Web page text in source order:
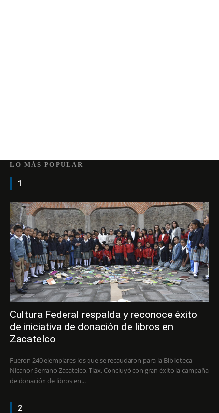
LO MÁS POPULAR
1
Cultura Federal respalda y reconoce éxito
de iniciativa de donación de libros en
Zacatelco
Fueron 240 ejemplares los que se recaudaron para la Biblioteca
Nicanor Serrano Zacatelco, Tlax. Concluyó con gran éxito la campaña
de donación de libros en...
2